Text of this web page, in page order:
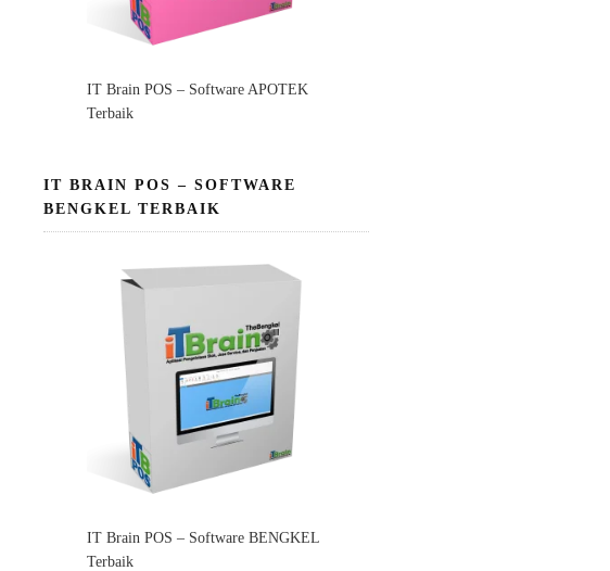
IT Brain POS – Software APOTEK
Terbaik
IT BRAIN POS – SOFTWARE
BENGKEL TERBAIK
IT Brain POS – Software BENGKEL
Terbaik